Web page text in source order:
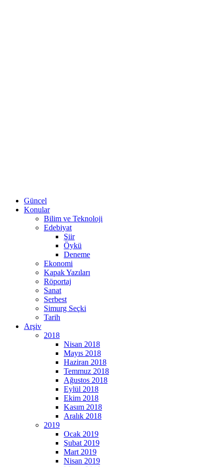
Güncel
Konular
Bilim ve Teknoloji
Edebiyat
Şiir
Öykü
Deneme
Ekonomi
Kapak Yazıları
Röportaj
Sanat
Serbest
Simurg Seçki
Tarih
Arşiv
2018
Nisan 2018
Mayıs 2018
Haziran 2018
Temmuz 2018
Ağustos 2018
Eylül 2018
Ekim 2018
Kasım 2018
Aralık 2018
2019
Ocak 2019
Şubat 2019
Mart 2019
Nisan 2019